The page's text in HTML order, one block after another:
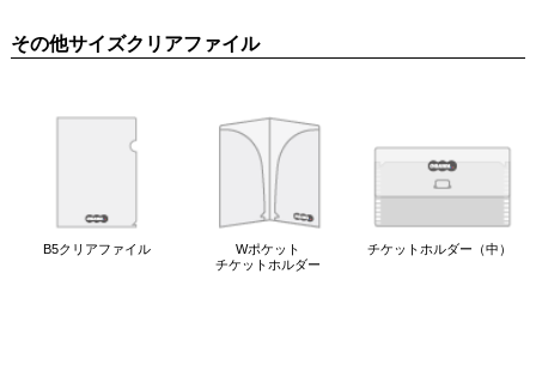
その他サイズクリアファイル
B5クリアファイル
Wポケット
チケットホルダー
チケットホルダー（中）